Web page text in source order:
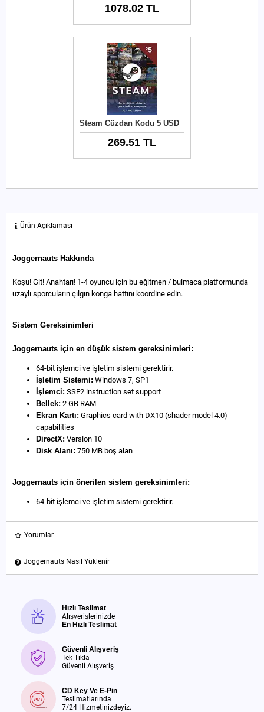
1078.02 TL
Steam Cüzdan Kodu 5 USD
269.51 TL
Ürün Açıklaması
Joggernauts Hakkında
Koşu! Git! Anahtarı! 1-4 oyuncu için bu eğitmen / bulmaca platformunda
uzaylı sporcuların çılgın konga hattını koordine edin.
Sistem Gereksinimleri
Joggernauts için en düşük sistem gereksinimleri:
64-bit işlemci ve işletim sistemi gerektirir.
İşletim Sistemi: Windows 7, SP1
İşlemci: SSE2 instruction set support
Bellek: 2 GB RAM
Ekran Kartı: Graphics card with DX10 (shader model 4.0)
capabilities
DirectX: Version 10
Disk Alanı: 750 MB boş alan
Joggernauts için önerilen sistem gereksinimleri:
64-bit işlemci ve işletim sistemi gerektirir.
Yorumlar
Joggernauts Nasıl Yüklenir
Hızlı Teslimat
Alışverişlerinizde
En Hızlı Teslimat
Güvenli Alışveriş
Tek Tıkla
Güvenli Alışveriş
CD Key Ve E-Pin
Teslimatlarında
7/24 Hizmetinizdeyiz.